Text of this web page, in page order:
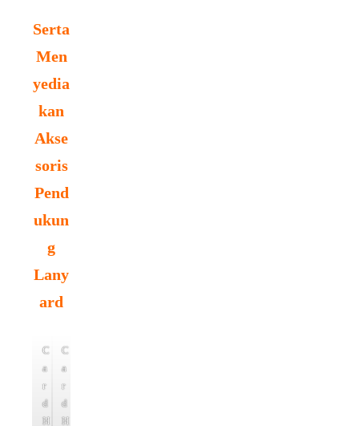
Serta
Men
yedia
kan
Akse
soris
Pend
ukun
g
Lany
ard
C
a
r
d
H
C
a
r
d
H